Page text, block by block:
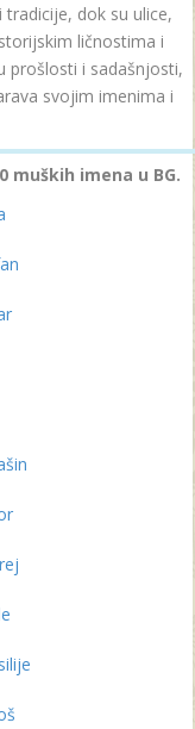
dok su ulice,
ličnostima i
prošlosti i sadašnjosti,
svojim imenima i
muških imena u BG.